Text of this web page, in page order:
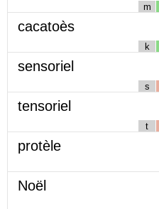
m
cacatoès
k
sensoriel
s
tensoriel
t
protèle
Noël